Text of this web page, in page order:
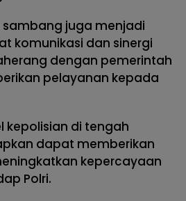
sambang juga menjadi
komunikasi dan sinergi
dengan pemerintah
pelayanan kepada
kepolisian di tengah
dapat memberikan
kepercayaan
Polri.